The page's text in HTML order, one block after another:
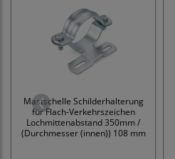
Mastschelle Schilderhalterung
für Flach-Verkehrszeichen
Lochmittenabstand 350mm /
(Durchmesser (innen)) 108 mm